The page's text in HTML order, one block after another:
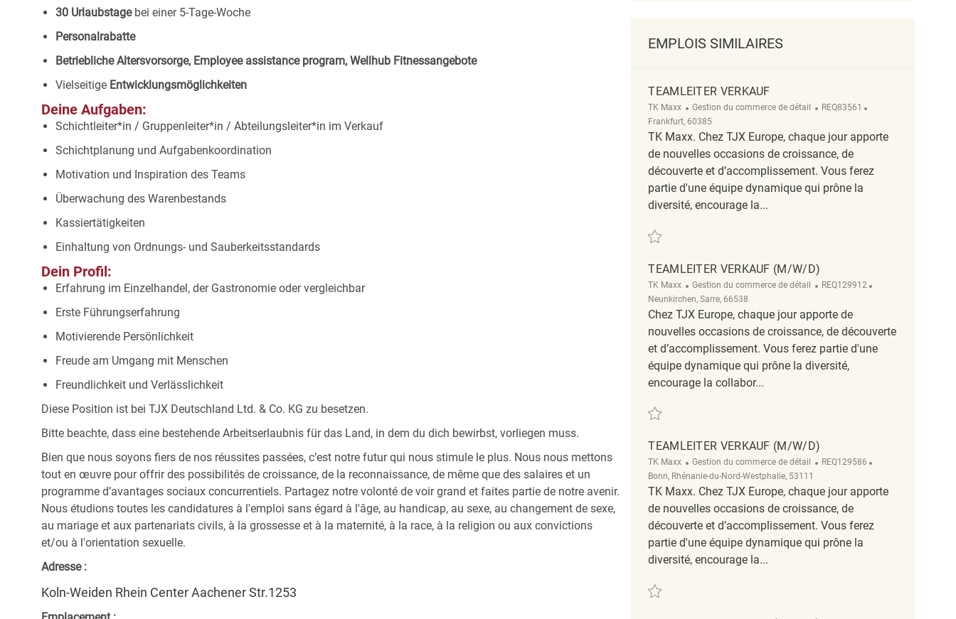
30 Urlaubstage bei einer 5-Tage-Woche
Personalrabatte
Betriebliche Altersvorsorge, Employee assistance program, Wellhub Fitnessangebote
Vielseitige Entwicklungsmöglichkeiten
Deine Aufgaben:
Schichtleiter*in / Gruppenleiter*in / Abteilungsleiter*in im Verkauf
Schichtplanung und Aufgabenkoordination
Motivation und Inspiration des Teams
Überwachung des Warenbestands
Kassiertätigkeiten
Einhaltung von Ordnungs- und Sauberkeitsstandards
Dein Profil:
Erfahrung im Einzelhandel, der Gastronomie oder vergleichbar
Erste Führungserfahrung
Motivierende Persönlichkeit
Freude am Umgang mit Menschen
Freundlichkeit und Verlässlichkeit
Diese Position ist bei TJX Deutschland Ltd. & Co. KG zu besetzen.
Bitte beachte, dass eine bestehende Arbeitserlaubnis für das Land, in dem du dich bewirbst, vorliegen muss.
Bien que nous soyons fiers de nos réussites passées, c’est notre futur qui nous stimule le plus. Nous nous mettons
tout en œuvre pour offrir des possibilités de croissance, de la reconnaissance, de même que des salaires et un
programme d’avantages sociaux concurrentiels. Partagez notre volonté de voir grand et faites partie de notre avenir.
Nous étudions toutes les candidatures à l'emploi sans égard à l'âge, au handicap, au sexe, au changement de sexe,
au mariage et aux partenariats civils, à la grossesse et à la maternité, à la race, à la religion ou aux convictions
et/ou à l'orientation sexuelle.
Adresse :
Koln-Weiden Rhein Center Aachener Str.1253
EMPLOIS SIMILAIRES
TEAMLEITER VERKAUF
TK Maxx Catégorie
Gestion du commerce de détail ReqId
REQ83561
Frankfurt, 60385
TK Maxx. Chez TJX Europe, chaque jour apporte
de nouvelles occasions de croissance, de
découverte et d’accomplissement. Vous ferez
partie d'une équipe dynamique qui prône la
diversité, encourage la...
TEAMLEITER VERKAUF (M/W/D)
TK Maxx Catégorie
Gestion du commerce de détail ReqId
REQ129912
Neunkirchen, Sarre, 66538
Chez TJX Europe, chaque jour apporte de
nouvelles occasions de croissance, de découverte
et d’accomplissement. Vous ferez partie d'une
équipe dynamique qui prône la diversité,
encourage la collabor...
Sauvegarder Teamleiter Verkauf (m/w/d) REQ129912
TEAMLEITER VERKAUF (M/W/D)
TK Maxx Catégorie
Gestion du commerce de détail ReqId
REQ129586
Bonn, Rhénanie-du-Nord-Westphalie, 53111
TK Maxx. Chez TJX Europe, chaque jour apporte
de nouvelles occasions de croissance, de
découverte et d’accomplissement. Vous ferez
partie d'une équipe dynamique qui prône la
diversité, encourage la...
Sauvegarder Teamleiter Verkauf (m/w/d) REQ129586